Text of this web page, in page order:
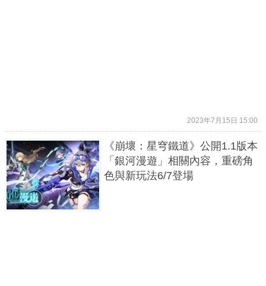
2023年7月15日 15:00
《崩壞：星穹鐵道》公開1.1版本
「銀河漫遊」相關內容，重磅角
色與新玩法6/7登場